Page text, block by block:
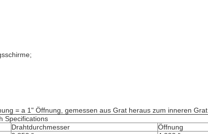
= a 1" Öffnung, gemessen aus Grat heraus zum inneren Grat.
Specifications
Drahtdurchmesser
Öffnung